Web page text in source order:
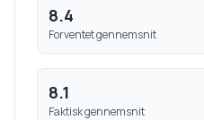
8.4
Forventet gennemsnit
8.1
Faktisk gennemsnit